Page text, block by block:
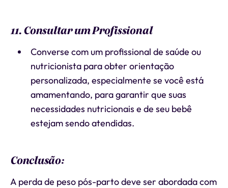
11. Consultar um Profissional
Converse com um profissional de saúde ou
nutricionista para obter orientação
personalizada, especialmente se você está
amamentando, para garantir que suas
necessidades nutricionais e de seu bebê
estejam sendo atendidas.
Conclusão:
A perda de peso pós-parto deve ser abordada com